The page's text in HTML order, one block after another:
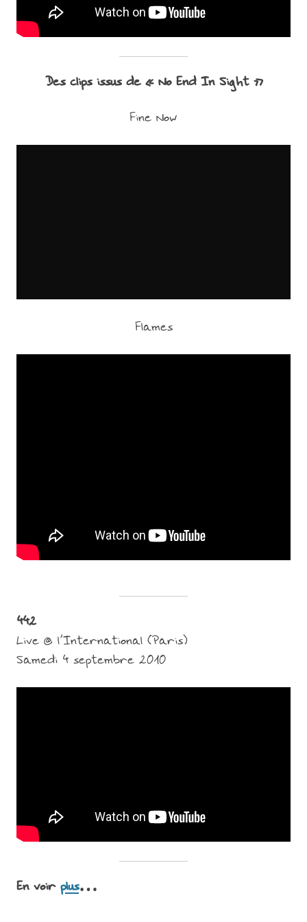
Des clips issus de « No End In Sight »
Fine Now
Flames
442
Live @ l’International (Paris)
Samedi 4 septembre 2010
En voir plus…